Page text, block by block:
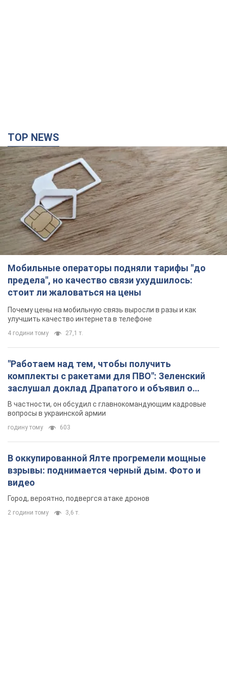
TOP NEWS
Мобильные операторы подняли тарифы "до
предела", но качество связи ухудшилось:
стоит ли жаловаться на цены
Почему цены на мобильную связь выросли в разы и как
улучшить качество интернета в телефоне
4 години тому 27,1 т.
"Работаем над тем, чтобы получить
комплекты с ракетами для ПВО": Зеленский
заслушал доклад Драпатого и объявил о
новых мерах
В частности, он обсудил с главнокомандующим кадровые
вопросы в украинской армии
годину тому 603
В оккупированной Ялте прогремели мощные
взрывы: поднимается черный дым. Фото и
видео
Город, вероятно, подвергся атаке дронов
2 години тому 3,6 т.